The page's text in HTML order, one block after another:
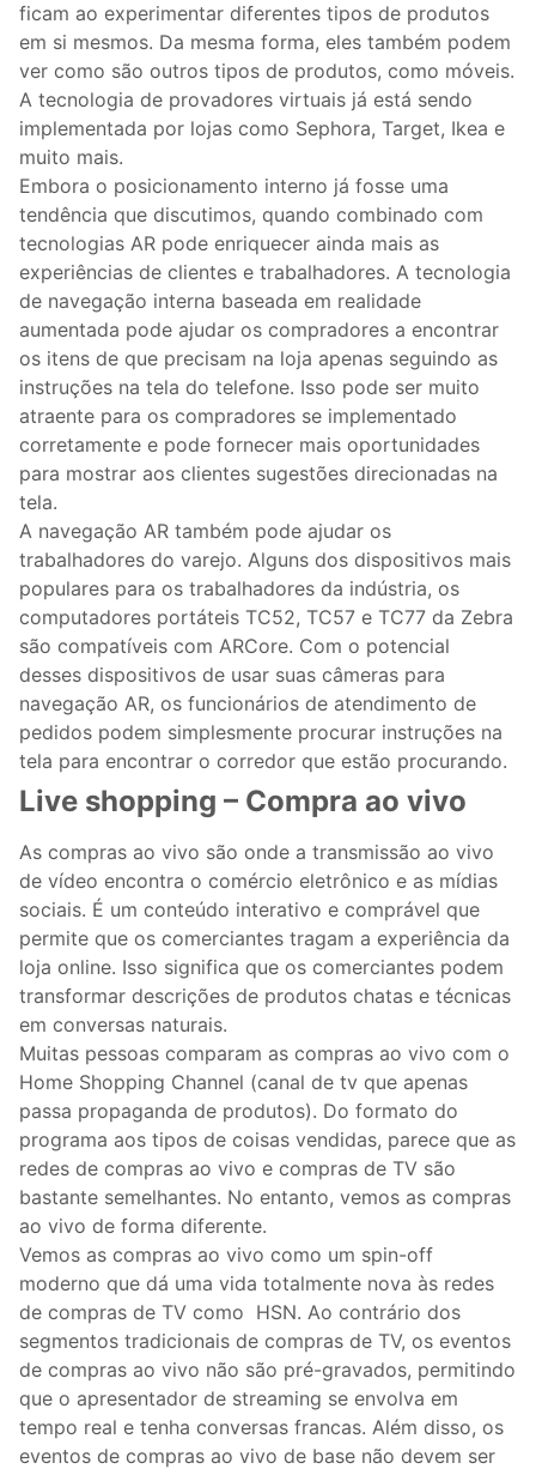
ficam ao experimentar diferentes tipos de produtos
em si mesmos. Da mesma forma, eles também podem
ver como são outros tipos de produtos, como móveis.
A tecnologia de provadores virtuais já está sendo
implementada por lojas como Sephora, Target, Ikea e
muito mais.
Embora o posicionamento interno já fosse uma
tendência que discutimos, quando combinado com
tecnologias AR pode enriquecer ainda mais as
experiências de clientes e trabalhadores. A tecnologia
de navegação interna baseada em realidade
aumentada pode ajudar os compradores a encontrar
os itens de que precisam na loja apenas seguindo as
instruções na tela do telefone. Isso pode ser muito
atraente para os compradores se implementado
corretamente e pode fornecer mais oportunidades
para mostrar aos clientes sugestões direcionadas na
tela.
A navegação AR também pode ajudar os
trabalhadores do varejo. Alguns dos dispositivos mais
populares para os trabalhadores da indústria, os
computadores portáteis TC52, TC57 e TC77 da Zebra
são compatíveis com ARCore. Com o potencial
desses dispositivos de usar suas câmeras para
navegação AR, os funcionários de atendimento de
pedidos podem simplesmente procurar instruções na
tela para encontrar o corredor que estão procurando.
Live shopping – Compra ao vivo
As compras ao vivo são onde a transmissão ao vivo
de vídeo encontra o comércio eletrônico e as mídias
sociais. É um conteúdo interativo e comprável que
permite que os comerciantes tragam a experiência da
loja online. Isso significa que os comerciantes podem
transformar descrições de produtos chatas e técnicas
em conversas naturais.
Muitas pessoas comparam as compras ao vivo com o
Home Shopping Channel (canal de tv que apenas
passa propaganda de produtos). Do formato do
programa aos tipos de coisas vendidas, parece que as
redes de compras ao vivo e compras de TV são
bastante semelhantes. No entanto, vemos as compras
ao vivo de forma diferente.
Vemos as compras ao vivo como um spin-off
moderno que dá uma vida totalmente nova às redes
de compras de TV como HSN. Ao contrário dos
segmentos tradicionais de compras de TV, os eventos
de compras ao vivo não são pré-gravados, permitindo
que o apresentador de streaming se envolva em
tempo real e tenha conversas francas. Além disso, os
eventos de compras ao vivo de base não devem ser